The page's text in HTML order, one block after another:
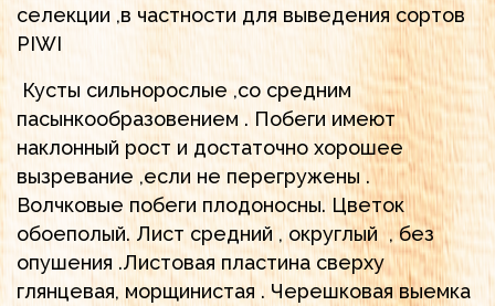
селекции ,в частности для выведения сортов
PIWI
Кусты сильнорослые ,со средним
пасынкообразовением . Побеги имеют
наклонный рост и достаточно хорошее
вызревание ,если не перегружены .
Волчковые побеги плодоносны. Цветок
обоеполый. Лист средний , округлый , без
опушения .Листовая пластина сверху
глянцевая, морщинистая . Черешковая выемка